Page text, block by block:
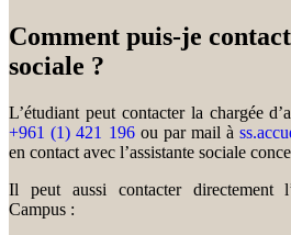
Comment puis-je
sociale ?
L’étudiant peut contacter la chargée
+961 (1) 421 196ou par mail à
en contact avec l’assistante sociale
Il peut aussi contacter directement
Campus :